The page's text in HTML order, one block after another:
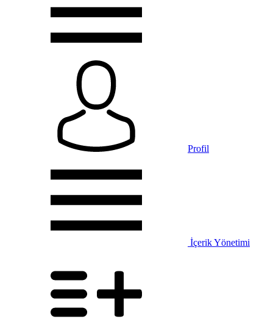
Profil
İçerik Yönetimi